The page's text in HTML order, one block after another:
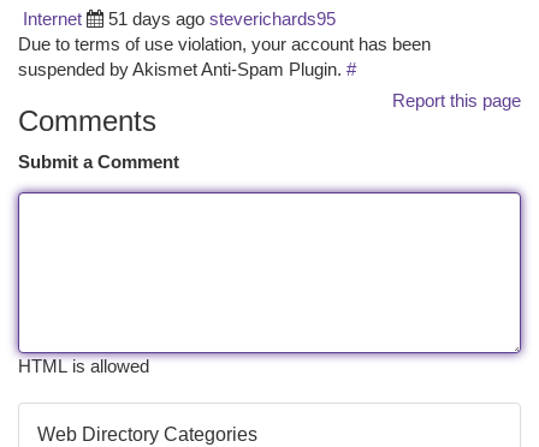
Internet
51 days ago steverichards95
Due to terms of use violation, your account has been
suspended by Akismet Anti-Spam Plugin. #
Report this page
Comments
Submit a Comment
HTML is allowed
Web Directory Categories